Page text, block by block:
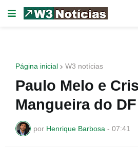
Página inicial W3 notícias
Paulo Melo e
Mangueira do
por Henrique Barbosa - 07:41